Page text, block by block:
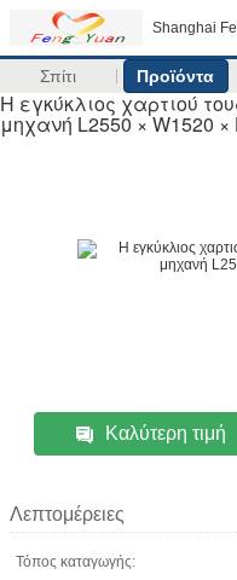
Shanghai
Σπίτι Προϊόντα
Η εγκύκλιος χαρτιού
μηχανή L2550 × W1520 ×
Καλύτερη τιμή
Λεπτομέρειες
Τόπος καταγωγής: